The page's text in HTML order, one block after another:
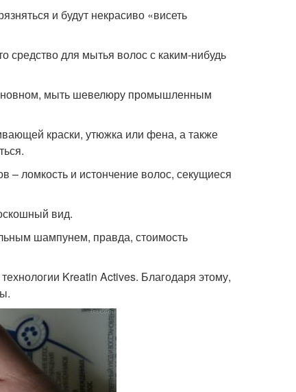
и будут некрасиво «висеть
средство для мытья волос с каким-нибудь
мыть шевелюру промышленным
краски, утюжка или фена, а также
– ломкость и истончение волос, секущиеся
вид.
шампунем, правда, стоимость
Kreatin Actives. Благодаря этому,